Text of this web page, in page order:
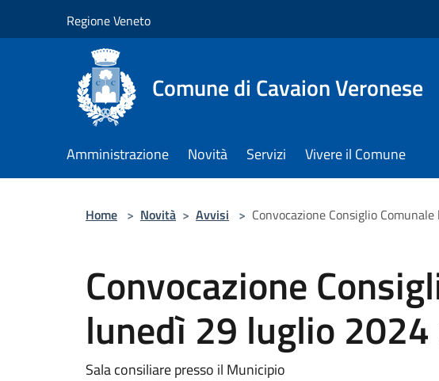
Regione Veneto
Comune di Cavaion Veronese
Amministrazione Novità Servizi Vivere il Comune
Home > Novità > Avvisi > Convocazione Consiglio
Convocazione
lunedì 29 luglio
Sala consiliare presso il Municipio